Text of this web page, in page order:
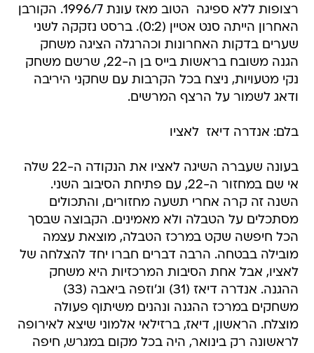
רצופות ללא ספיגה  הטוב מאז עונת 1996/7. הקורבן
האחרון הייתה סנט אטיין (0:2). ברסט נזקקה לשני
שערים בדקות האחרונות וכהרגלה הציגה משחק
הגנה משובח בראשות בייס בן ה-22, שרשם משחק
נקי מטעויות, ניצח בכל הקרבות עם שחקני היריבה
ודאג לשמור על הרצף המרשים.
בלם: אנדרה דיאז  לאציו
בעונה שעברה השיגה לאציו את הנקודה ה-22 שלה
אי שם במחזור ה-22, עם פתיחת הסיבוב השני.
השנה זה קרה אחרי תשעה מחזורים, והתכולים
מסתכלים על הטבלה ולא מאמינים. הקבוצה שבסך
הכל חיפשה שקט במרכז הטבלה, מוצאת עצמה
מובילה בבטחה. הרבה דברים חברו יחד להצלחה של
לאציו, אבל אחת הסיבות המרכזיות היא משחק
ההגנה. אנדרה דיאז (31) וג'וזפה ביאבה (33)
משחקים במרכז ההגנה ונהנים משיתוף פעולה
מוצלח. הראשון, דיאז, ברזילאי אלמוני שיצא לאירופה
לראשונה רק בינואר, היה בכל מקום במגרש, חיפה